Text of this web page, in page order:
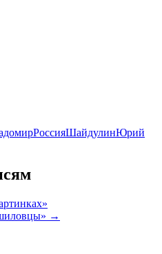
РоссияШайдулинЮрий
→